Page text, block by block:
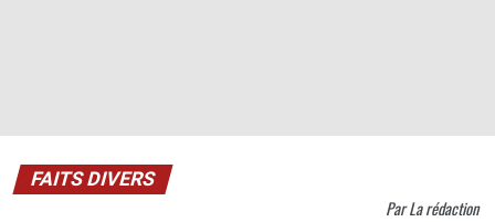
FAITS DIVERS
ParLa rédaction